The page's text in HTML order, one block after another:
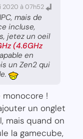
2020 à 07h52
mais de
incluse,
jetez un oeil
(4.6GHz
en
un Zen2 qui
monocore !
un onglet
mais quand on
la gamecube,